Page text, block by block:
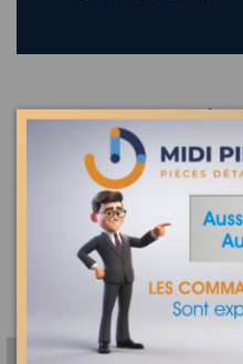
Les clients qui ont acheté ce
En Stock